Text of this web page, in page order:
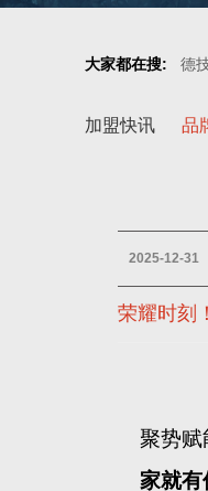
大家都在搜: 德
加盟快讯 品
2025-12-31
荣耀时刻
聚势赋
家就有